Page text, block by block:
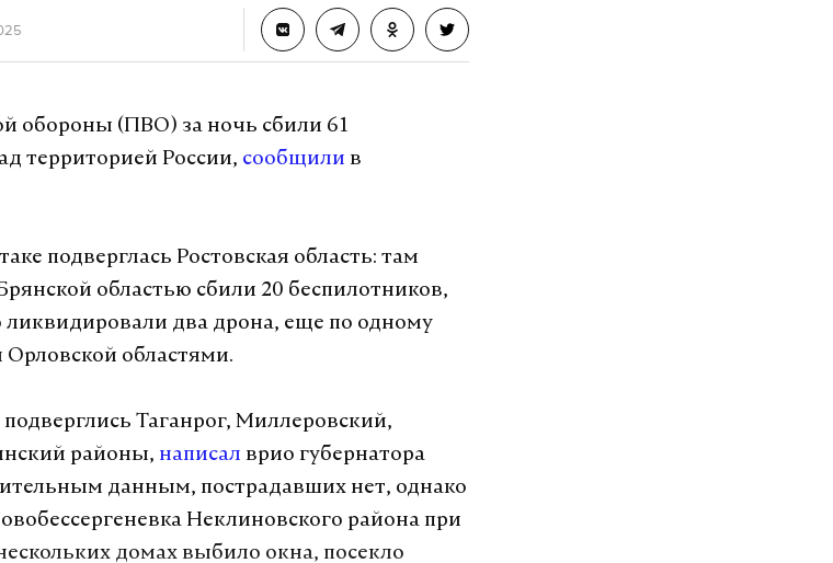
обороны (ПВО) за ночь сбили 61
территорией России, сообщили в
подверглась Ростовская область: там
областью сбили 20 беспилотников,
два дрона, еще по одному
областями.
подверглись Таганрог, Миллеровский,
районы, написал врио губернатора
данным, пострадавших нет, однако
Неклиновского района при
домах выбило окна, посекло